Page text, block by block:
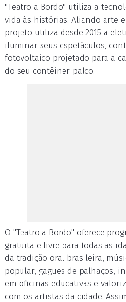
"Teatro a Bordo" utiliza a
vida às histórias. Aliando arte
projeto utiliza desde 2015 a
iluminar seus espetáculos,
fotovoltaico projetado para a
do seu contêiner-palco.
O "Teatro a Bordo" oferece
gratuita e livre para todas as
da tradição oral brasileira,
popular, gagues de palhaços,
em oficinas educativas e
com os artistas da cidade.